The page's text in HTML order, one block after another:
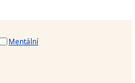
Mentální